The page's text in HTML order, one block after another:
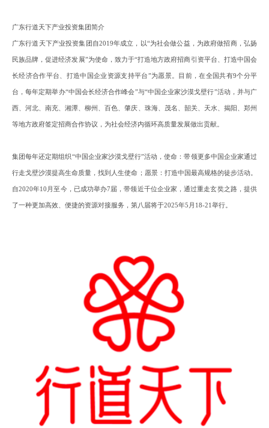
广东行道天下产业投资集团简介
广东行道天下产业投资集团自2019年成立，以“为社会做公益，为政府做招商，弘扬
民族品牌，促进经济发展”为使命，致力于“打造地方政府招商引资平台、打造中国会
长经济合作平台、打造中国企业资源支持平台”为愿景。目前，在全国共有9个分平
台，每年定期举办“中国会长经济合作峰会”与“中国企业家沙漠戈壁行”活动， 并与广
西、河北、南充、湘潭、柳州、百色、肇庆、珠海、茂名、韶关、天水、揭阳、郑州
等地方政府签定招商合作协议，为社会经济内循环高质量发展做出贡献。
集团每年还定期组织“中国企业家沙漠戈壁行”活动，使命：带领更多中国企业家通过
行走戈壁沙漠提高生命质量，找到人生使命；愿景：打造中国最高规格的徒步活动。
自2020年10月至今，已成功举办7届，带领近千位企业家，通过重走玄奘之路，提供
了一种更加高效、便捷的资源对接服务，第八届将于2025年5月18-21举行。